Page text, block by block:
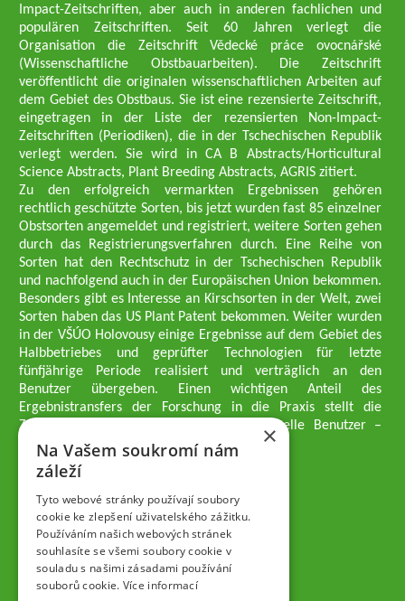
Impact-Zeitschriften, aber auch in anderen fachlichen und
populären Zeitschriften. Seit 60 Jahren verlegt die
Organisation die Zeitschrift Vědecké práce ovocnářské
(Wissenschaftliche Obstbauarbeiten). Die Zeitschrift
veröffentlicht die originalen wissenschaftlichen Arbeiten auf
dem Gebiet des Obstbaus. Sie ist eine rezensierte Zeitschrift,
eingetragen in der Liste der rezensierten Non-Impact-
Zeitschriften (Periodiken), die in der Tschechischen Republik
verlegt werden. Sie wird in CA B Abstracts/Horticultural
Science Abstracts, Plant Breeding Abstracts, AGRIS zitiert.
Zu den erfolgreich vermarkten Ergebnissen gehören
rechtlich geschützte Sorten, bis jetzt wurden fast 85 einzelner
Obstsorten angemeldet und registriert, weitere Sorten gehen
durch das Registrierungsverfahren durch. Eine Reihe von
Sorten hat den Rechtschutz in der Tschechischen Republik
und nachfolgend auch in der Europäischen Union bekommen.
Besonders gibt es Interesse an Kirschsorten in der Welt, zwei
Sorten haben das US Plant Patent bekommen. Weiter wurden
in der VŠÚO Holovousy einige Ergebnisse auf dem Gebiet des
Halbbetriebes und geprüfter Technologien für letzte
fünfjährige Periode realisiert und verträglich an den
Benutzer übergeben. Einen wichtigen Anteil des
Ergebnistransfers der Forschung in die Praxis stellt die
Züchtungsmethodik dar, die an professionelle Benutzer –
professionelle Obstzüchter übergeben wird.
Geschäftsführer der Gesellschaft
Dipl.-Ing. Tomáš Zmeškal
Dipl.-Ing. Jaroslav Vácha
Gesellschafter
Dipl.-Ing. Jan Blažek, CS c.
Dipl.-Ing. Josef Kosina, CS c.
Dipl.-Ing. Václav Ludvík
×
Na Vašem soukromí nám
záleží
Tyto webové stránky používají soubory
cookie ke zlepšení uživatelského zážitku.
Používáním našich webových stránek
souhlasíte se všemi soubory cookie v
souladu s našimi zásadami používání
souborů cookie. Více informací